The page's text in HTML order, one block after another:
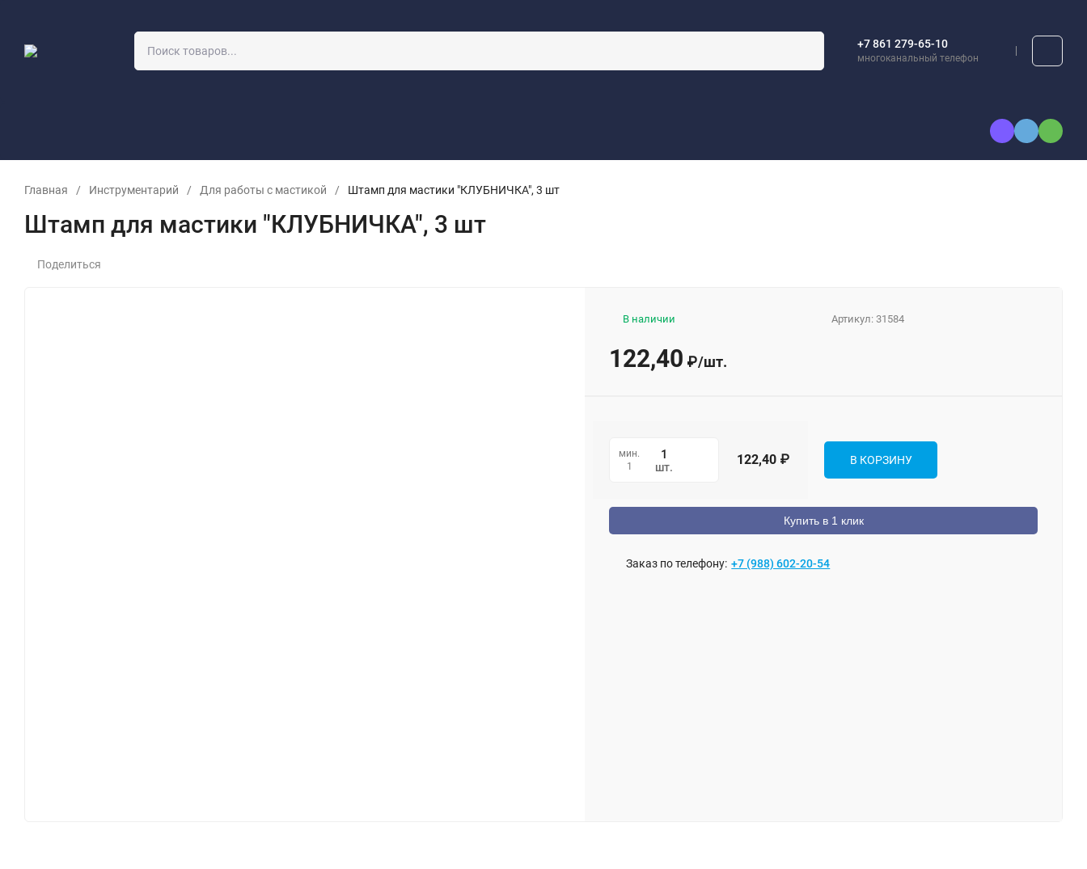
+7 861 279-65-10
многоканальный телефон
Главная / Инструментарий / Для работы с мастикой / Штамп для мастики "КЛУБНИЧКА", 3 шт
Штамп для мастики "КЛУБНИЧКА", 3 шт
Поделиться
Артикул:31584
В наличии
122,40 ₽/шт.
мин.
1
шт. 122,40 ₽ В КОРЗИНУ
Купить в 1 клик
Заказ по телефону: +7 (988) 602-20-54